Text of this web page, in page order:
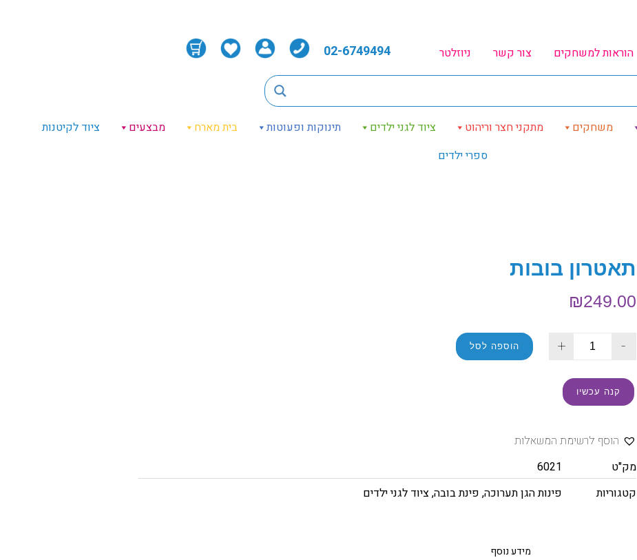
הוראות למשחקים צור קשר ניוזלטר 02-6749494
משחקים מתקני חצר וריהוט ציוד לגני ילדים תינוקות ופעוטות בית מארח מבצעים
ציוד לקיטנות
ספרי ילדים
תאטרון בובות
₪249.00
-
+ הוספה לסל
קנה עכשיו
הוסף לרשימת המשאלות
מק"ט
6021
קטגוריות
פינות הגן תערוכה, פינת בובה,ציוד לגני ילדים
מידע נוסף